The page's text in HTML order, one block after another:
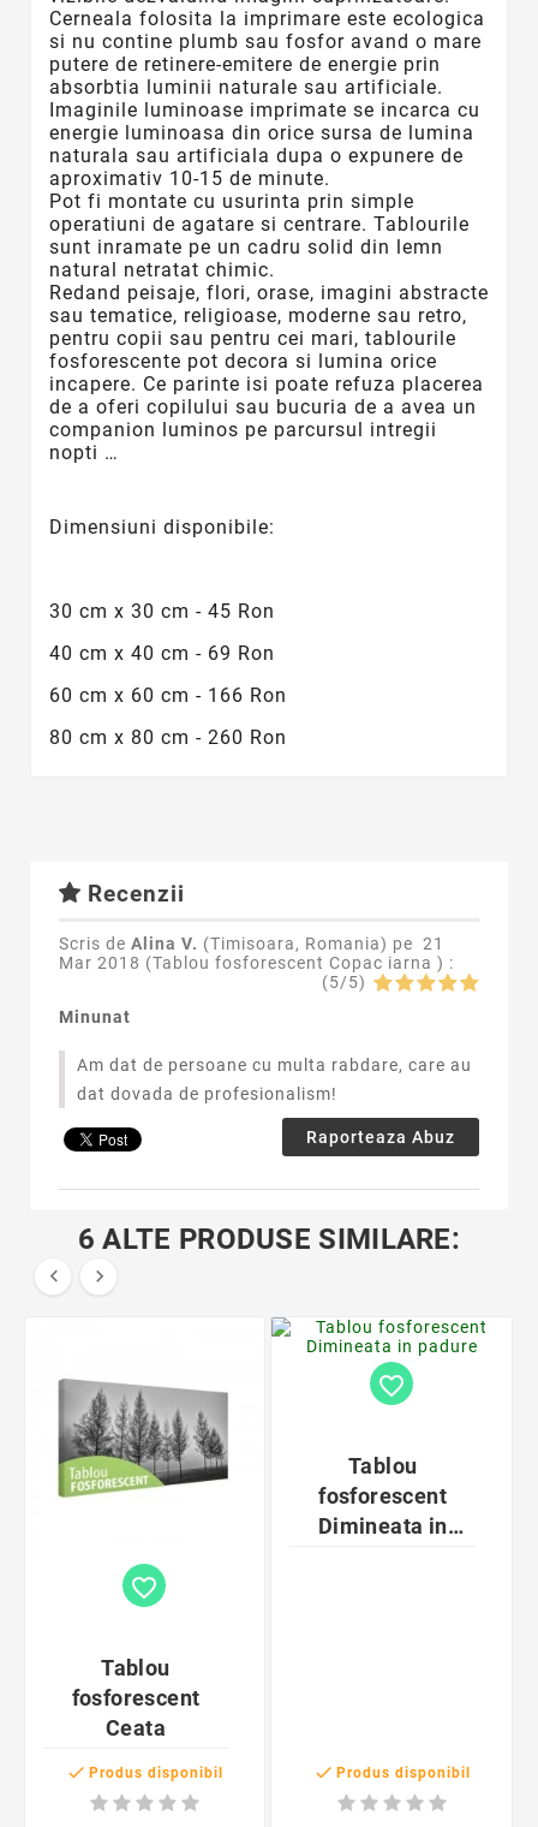
Cerneala folosita la imprimare este ecologica
si nu contine plumb sau fosfor avand o mare
putere de retinere-emitere de energie prin
absorbtia luminii naturale sau artificiale.
Imaginile luminoase imprimate se incarca cu
energie luminoasa din orice sursa de lumina
naturala sau artificiala dupa o expunere de
aproximativ 10-15 de minute.
Pot fi montate cu usurinta prin simple
operatiuni de agatare si centrare. Tablourile
sunt inramate pe un cadru solid din lemn
natural netratat chimic.
Redand peisaje, flori, orase, imagini abstracte
sau tematice, religioase, moderne sau retro,
pentru copii sau pentru cei mari, tablourile
fosforescente pot decora si lumina orice
incapere. Ce parinte isi poate refuza placerea
de a oferi copilului sau bucuria de a avea un
companion luminos pe parcursul intregii
nopti …
Dimensiuni disponibile:
30 cm x 30 cm - 45 Ron
40 cm x 40 cm - 69 Ron
60 cm x 60 cm - 166 Ron
80 cm x 80 cm - 260 Ron
Recenzii
Scris de Alina V. (Timisoara, Romania) pe 21
Mar 2018 (Tablou fosforescent Copac iarna ) :
(5/5)
Minunat
Am dat de persoane cu multa rabdare, care au
dat dovada de profesionalism!
Raporteaza Abuz
6 ALTE PRODUSE SIMILARE:
 
favorite_border
Tablou
fosforescent
Ceata
 Produs disponibil
favorite_border
Tablou
fosforescent
Dimineata in
 Produs disponibil